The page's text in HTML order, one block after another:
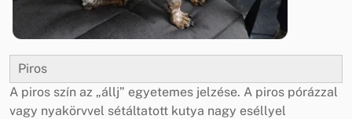
Piros
A piros szín az „állj” egyetemes jelzése. A piros pórázzal
vagy nyakörvvel sétáltatott kutya nagy eséllyel